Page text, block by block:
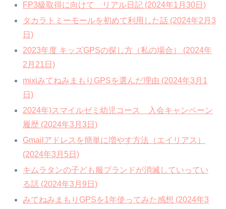
FP3級取得に向けて リアル日記 (2024年1月30日)
タカラトミーモールを初めて利用した話 (2024年2月3
日)
2023年度 キッズGPSの探し方（私の場合） (2024年
2月21日)
mixiみてねみまもりGPSを選んだ理由 (2024年3月1
日)
2024年)スマイルゼミ幼児コース 入会キャンペーン
履歴 (2024年3月3日)
Gmailアドレスを簡単に増やす方法（エイリアス）
(2024年3月5日)
キムラタンの子ども服ブランドが消滅していってい
る話 (2024年3月9日)
みてねみまもりGPSを1年使ってみた感想 (2024年3